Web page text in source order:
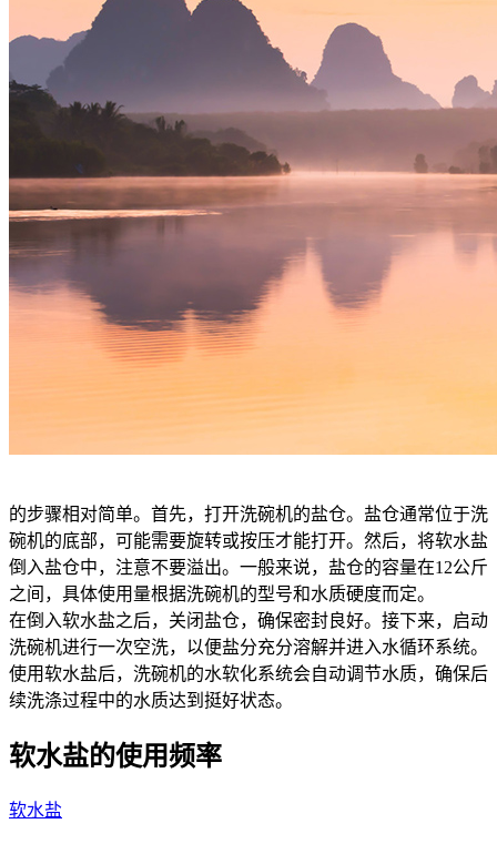
的步骤相对简单。首先，打开洗碗机的盐仓。盐仓通常位于洗
碗机的底部，可能需要旋转或按压才能打开。然后，将软水盐
倒入盐仓中，注意不要溢出。一般来说，盐仓的容量在12公斤
之间，具体使用量根据洗碗机的型号和水质硬度而定。
在倒入软水盐之后，关闭盐仓，确保密封良好。接下来，启动
洗碗机进行一次空洗，以便盐分充分溶解并进入水循环系统。
使用软水盐后，洗碗机的水软化系统会自动调节水质，确保后
续洗涤过程中的水质达到挺好状态。
软水盐的使用频率
软水盐